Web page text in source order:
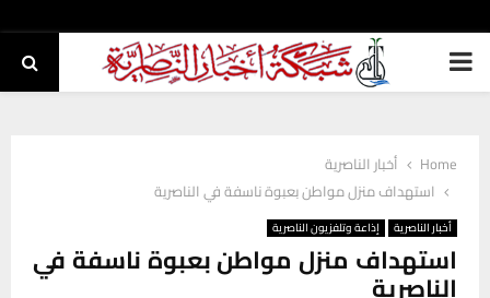
PRIMARY
Home
أخبار الناصرية
استهداف منزل مواطن بعبوة ناسفة في الناصرية
أخبار الناصرية إذاعة وتلفزيون الناصرية
استهداف منزل مواطن بعبوة ناسفة في
الناصرية